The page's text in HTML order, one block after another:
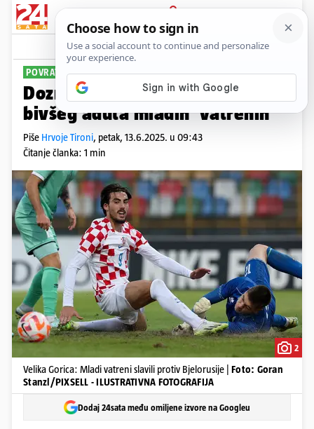
PRIJAVA
Sport Komentari
POVRATAK U HNL
Doznajemo: Osijek želi dovesti
bivšeg aduta mladih 'vatrenih'
Piše Hrvoje Tironi, petak, 13.6.2025. u 09:43
Čitanje članka: 1 min
2
Velika Gorica: Mladi vatreni slavili protiv Bjelorusije | Foto: Goran
Stanzl/PIXSELL - ILUSTRATIVNA FOTOGRAFIJA
Dodaj 24sata među omiljene izvore na Googleu